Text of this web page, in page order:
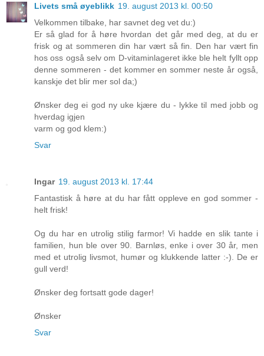
Livets små øyeblikk 19. august 2013 kl. 00:50
Velkommen tilbake, har savnet deg vet du:)
Er så glad for å høre hvordan det går med deg, at du er
frisk og at sommeren din har vært så fin. Den har vært fin
hos oss også selv om D-vitaminlageret ikke ble helt fyllt opp
denne sommeren - det kommer en sommer neste år også,
kanskje det blir mer sol da;)
Ønsker deg ei god ny uke kjære du - lykke til med jobb og
hverdag igjen
varm og god klem:)
Svar
Ingar 19. august 2013 kl. 17:44
Fantastisk å høre at du har fått oppleve en god sommer -
helt frisk!
Og du har en utrolig stilig farmor! Vi hadde en slik tante i
familien, hun ble over 90. Barnløs, enke i over 30 år, men
med et utrolig livsmot, humør og klukkende latter :-). De er
gull verd!
Ønsker deg fortsatt gode dager!
Ønsker
Svar